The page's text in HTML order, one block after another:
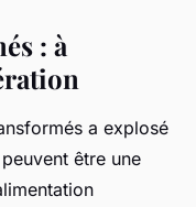
: à
a explosé
être une